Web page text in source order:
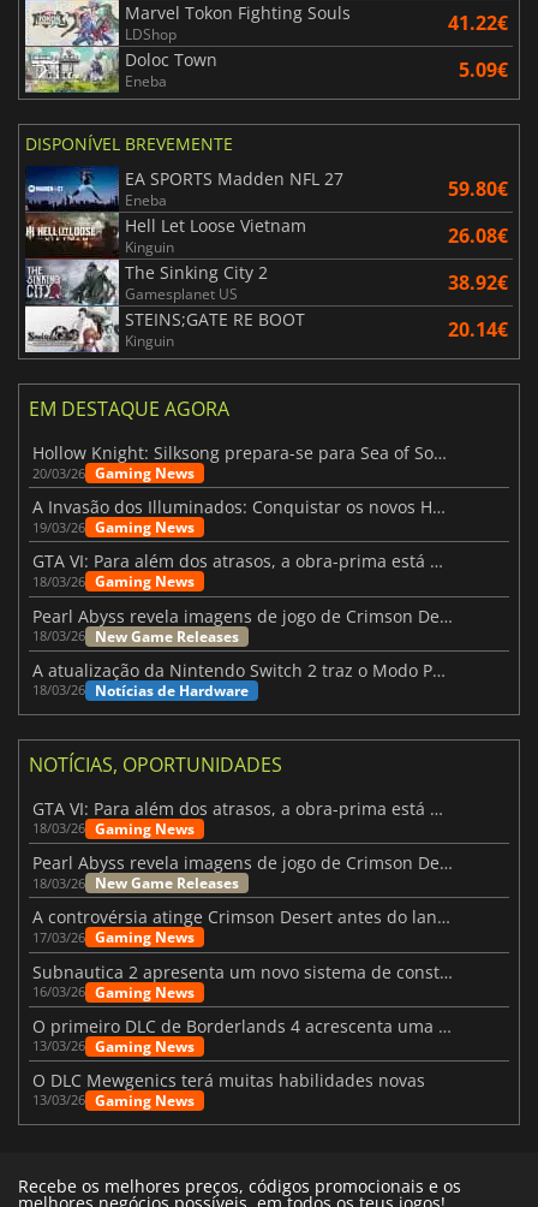
Marvel Tokon Fighting Souls
LDShop 41.22€
Doloc Town
Eneba 5.09€
DISPONÍVEL BREVEMENTE
EA SPORTS Madden NFL 27
Eneba 59.80€
Hell Let Loose Vietnam
Kinguin 26.08€
The Sinking City 2
Gamesplanet US 38.92€
STEINS;GATE RE BOOT
Kinguin 20.14€
EM DESTAQUE AGORA
Hollow Knight: Silksong prepara-se para Sea of Sorrow com um patch
20/03/26 Gaming News
A Invasão dos Illuminados: Conquistar os novos Helldivers 2 Atualização!
19/03/26 Gaming News
GTA VI: Para além dos atrasos, a obra-prima está quase a chegar
18/03/26 Gaming News
Pearl Abyss revela imagens de jogo de Crimson Desert para a PS5
18/03/26 New Game Releases
A atualização da Nintendo Switch 2 traz o Modo Portátil aos jogos mais antigos da Switch
18/03/26 Notícias de Hardware
NOTÍCIAS, OPORTUNIDADES
GTA VI: Para além dos atrasos, a obra-prima está quase a chegar
18/03/26 Gaming News
Pearl Abyss revela imagens de jogo de Crimson Desert para a PS5
18/03/26 New Game Releases
A controvérsia atinge Crimson Desert antes do lançamento
17/03/26 Gaming News
Subnautica 2 apresenta um novo sistema de construção de bases
16/03/26 Gaming News
O primeiro DLC de Borderlands 4 acrescenta uma nova personagem e muito mais
13/03/26 Gaming News
O DLC Mewgenics terá muitas habilidades novas
13/03/26 Gaming News
Recebe os melhores preços, códigos promocionais e os